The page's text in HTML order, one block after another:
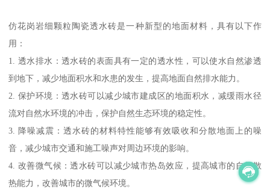
仿花岗岩细颗粒陶瓷透水砖是一种新型的地面材料，具有以下作
用：
1. 透水排水：透水砖的表面具有一定的透水性，可以使水自然渗透
到地下，减少地面积水和水患的发生，提高地面自然排水能力。
2. 保护环境：透水砖可以减少城市建成区的地面积水，减缓雨水径
流对自然水环境的冲击，保护自然生态环境的稳定性。
3. 降噪减震：透水砖的材料特性能够有效吸收和分散地面上的噪
音，减少城市交通和施工噪声对周边环境的影响。
4. 改善微气候：透水砖可以减少城市热岛效应，提高城市的自然散
热能力，改善城市的微气候环境。